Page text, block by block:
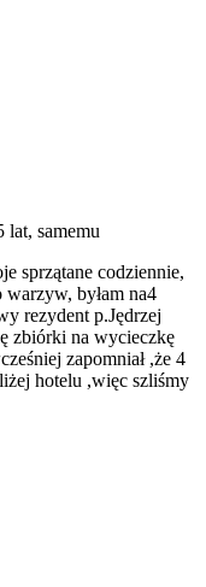
lat, samemu
sprzątane codziennie,
warzyw, byłam na4
rezydent p.Jędrzej
zbiórki na wycieczkę
zapomniał ,że 4
hotelu ,więc szliśmy